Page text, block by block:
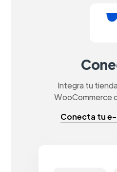
Integra tu
WooCommerce
Conecta tu